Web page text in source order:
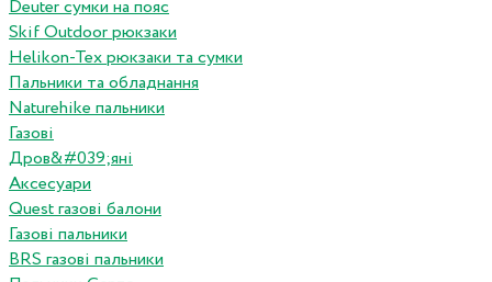
Deuter сумки на пояс
Skif Outdoor рюкзаки
Helikon-Tex рюкзаки та сумки
Пальники та обладнання
Naturehike пальники
Газові
Дров&#039;яні
Аксесуари
Quest газові балони
Газові пальники
BRS газові пальники